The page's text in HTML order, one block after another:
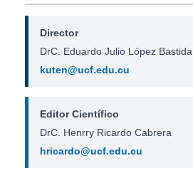
Director
DrC. Eduardo Julio López Bastida
kuten@ucf.edu.cu
Editor Científico
DrC. Henrry Ricardo Cabrera
hricardo@ucf.edu.cu